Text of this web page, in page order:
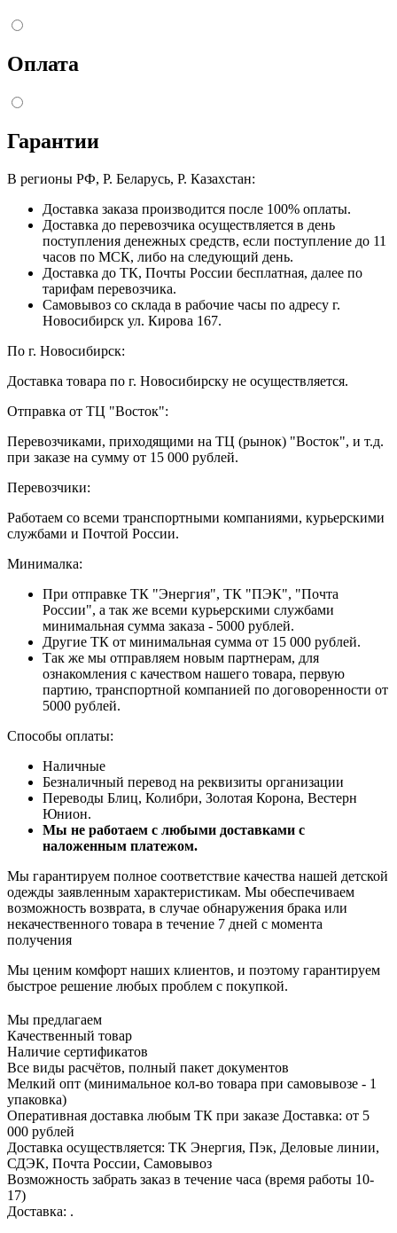
Оплата
Гарантии
В регионы РФ, Р. Беларусь, Р. Казахстан:
Доставка заказа производится после 100% оплаты.
Доставка до перевозчика осуществляется в день
поступления денежных средств, если поступление до 11
часов по МСК, либо на следующий день.
Доставка до ТК, Почты России бесплатная, далее по
тарифам перевозчика.
Самовывоз со склада в рабочие часы по адресу г.
Новосибирск ул. Кирова 167.
По г. Новосибирск:
Доставка товара по г. Новосибирску не осуществляется.
Отправка от ТЦ "Восток":
Перевозчиками, приходящими на ТЦ (рынок) "Восток", и т.д.
при заказе на сумму от 15 000 рублей.
Перевозчики:
Работаем со всеми транспортными компаниями, курьерскими
службами и Почтой России.
Минималка:
При отправке ТК "Энергия", ТК "ПЭК", "Почта
России", а так же всеми курьерскими службами
минимальная сумма заказа - 5000 рублей.
Другие ТК от минимальная сумма от 15 000 рублей.
Так же мы отправляем новым партнерам, для
ознакомления с качеством нашего товара, первую
партию, транспортной компанией по договоренности от
5000 рублей.
Способы оплаты:
Наличные
Безналичный перевод на реквизиты организации
Переводы Блиц, Колибри, Золотая Корона, Вестерн
Юнион.
Мы не работаем с любыми доставками с
наложенным платежом.
Мы гарантируем полное соответствие качества нашей детской
одежды заявленным характеристикам. Мы обеспечиваем
возможность возврата, в случае обнаружения брака или
некачественного товара в течение 7 дней с момента
получения
Мы ценим комфорт наших клиентов, и поэтому гарантируем
быстрое решение любых проблем с покупкой.
Мы предлагаем
Качественный товар
Наличие сертификатов
Все виды расчётов, полный пакет документов
Мелкий опт (минимальное кол-во товара при самовывозе - 1
упаковка)
Оперативная доставка любым ТК при заказе Доставка: от 5
000 рублей
Доставка осуществляется: ТК Энергия, Пэк, Деловые линии,
СДЭК, Почта России, Самовывоз
Возможность забрать заказ в течение часа (время работы 10-
17)
Доставка: .